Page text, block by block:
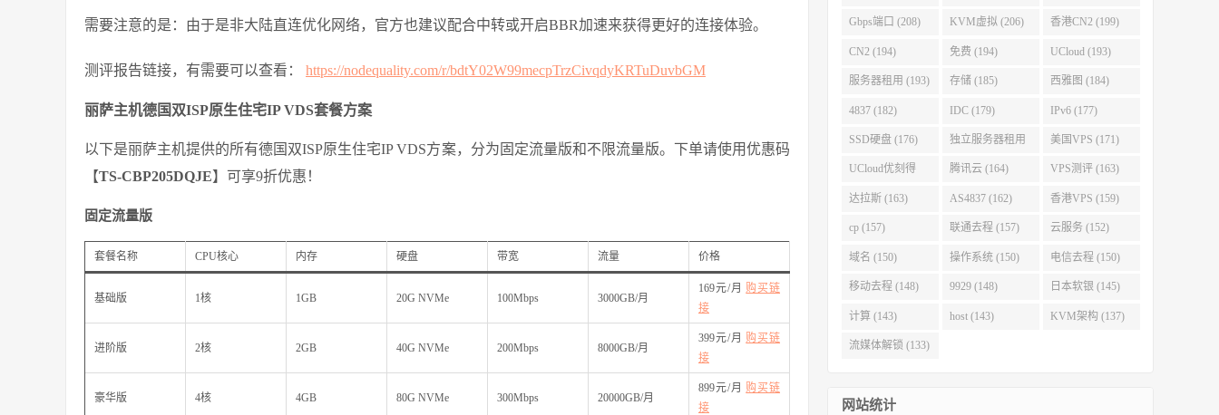
需要注意的是：由于是非大陆直连优化网络，官方也建议配合中转或开启BBR加速来获得更好的连接体验。
测评报告链接，有需要可以查看： https://nodequality.com/r/bdtY02W99mecpTrzCivqdyKRTuDuvbGM
丽萨主机德国双ISP原生住宅IP VDS套餐方案
以下是丽萨主机提供的所有德国双ISP原生住宅IP VDS方案，分为固定流量版和不限流量版。下单请使用优惠码
【TS-CBP205DQJE】可享9折优惠！
固定流量版
套餐名称 CPU核心 内存 硬盘 带宽 流量 价格
基础版 1核 1GB 20G NVMe 100Mbps 3000GB/月
169元/月 购买链
接
进阶版 2核 2GB 40G NVMe 200Mbps 8000GB/月
399元/月 购买链
接
豪华版 4核 4GB 80G NVMe 300Mbps 20000GB/月
899元/月 购买链
接
Gbps端口 (208) KVM虚拟 (206) 香港CN2 (199)
CN2 (194) 免费 (194) UCloud (193)
服务器租用 (193) 存储 (185) 西雅图 (184)
4837 (182) IDC (179) IPv6 (177)
SSD硬盘 (176) 独立服务器租用
(175)
美国VPS (171)
UCloud优刻得
(168)
腾讯云 (164) VPS测评 (163)
达拉斯 (163) AS4837 (162) 香港VPS (159)
cp (157) 联通去程 (157) 云服务 (152)
域名 (150) 操作系统 (150) 电信去程 (150)
移动去程 (148) 9929 (148) 日本软银 (145)
计算 (143) host (143) KVM架构 (137)
流媒体解锁 (133)
网站统计